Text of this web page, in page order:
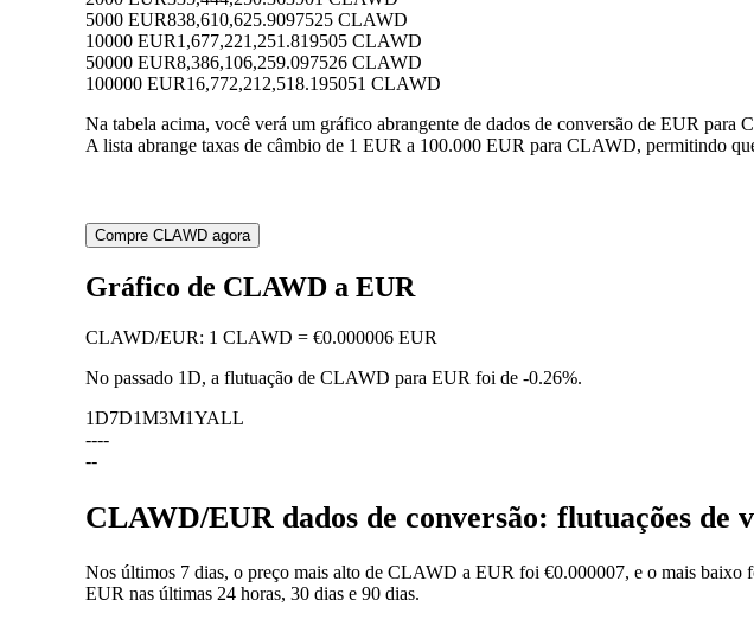
5000 EUR838,610,625.9097525 CLAWD
10000 EUR1,677,221,251.819505 CLAWD
50000 EUR8,386,106,259.097526 CLAWD
100000 EUR16,772,212,518.195051 CLAWD
Na tabela acima, você verá um gráfico abrangente de dados de conversão de EUR
A lista abrange taxas de câmbio de 1 EUR a 100.000 EUR para CLAWD, permitindo
Compre CLAWD agora
Gráfico de CLAWD a EUR
CLAWD/EUR: 1 CLAWD = €0.000006 EUR
No passado 1D, a flutuação de CLAWD para EUR foi de -0.26%.
1D7D1M3M1YALL
----
--
CLAWD/EUR dados de conversão: flutuações
Nos últimos 7 dias, o preço mais alto de CLAWD a EUR foi €0.000007, e o mais
EUR nas últimas 24 horas, 30 dias e 90 dias.